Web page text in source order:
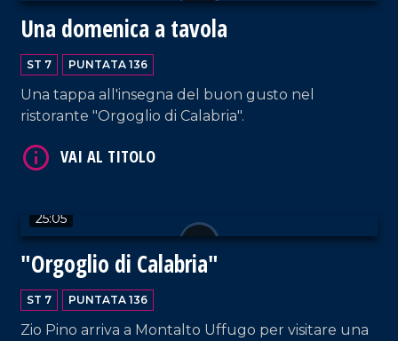
Una domenica a tavola
ST 7 PUNTATA 136
Una tappa all'insegna del buon gusto nel
ristorante "Orgoglio di Calabria".
25:05
"Orgoglio di Calabria"
ST 7 PUNTATA 136
Zio Pino arriva a Montalto Uffugo per visitare una